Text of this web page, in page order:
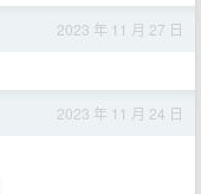
2023 年 11 月 27 日
2023 年 11 月 24 日